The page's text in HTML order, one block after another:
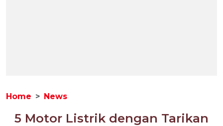
Home News
5 Motor Listrik dengan Tarikan